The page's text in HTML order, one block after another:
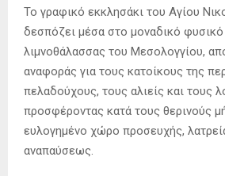
Το γραφικό εκκλησάκι του Αγίου
δεσπόζει μέσα στο μοναδικό
λιμνοθάλασσας του Μεσολογγίου,
αναφοράς για τους κατοίκους της
πελαδούχους, τους αλιείς και τους
προσφέροντας κατά τους θερινούς
ευλογημένο χώρο προσευχής,
αναπαύσεως.